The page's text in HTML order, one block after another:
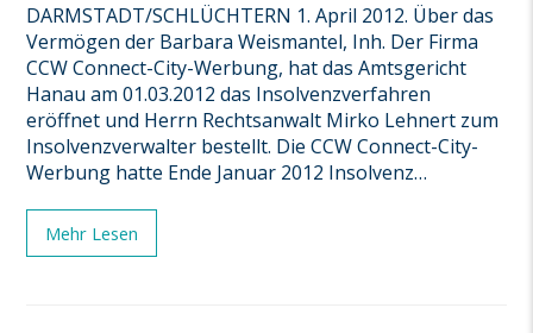
DARMSTADT/SCHLÜCHTERN 1. April 2012. Über das
Vermögen der Barbara Weismantel, Inh. Der Firma
CCW Connect-City-Werbung, hat das Amtsgericht
Hanau am 01.03.2012 das Insolvenzverfahren
eröffnet und Herrn Rechtsanwalt Mirko Lehnert zum
Insolvenzverwalter bestellt. Die CCW Connect-City-
Werbung hatte Ende Januar 2012 Insolvenz…
Mehr Lesen